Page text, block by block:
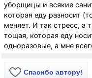
уборщицы и всякие
которая еду разносит
меняет. И так стресс, а
тощая, которая еду
одноразовые, а мне
Спасибо автору!